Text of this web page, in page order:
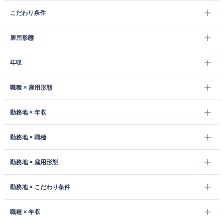
こだわり条件
雇用形態
年収
職種 × 雇用形態
勤務地 × 年収
勤務地 × 職種
勤務地 × 雇用形態
勤務地 × こだわり条件
職種 × 年収